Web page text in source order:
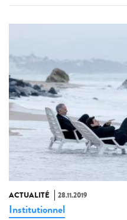
ACTUALITÉ 28.11.2019
Institutionnel